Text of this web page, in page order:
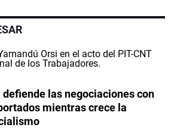
defiende las negociaciones con
mientras crece la